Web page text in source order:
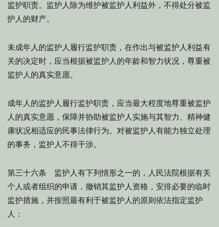
监护职责。监护人除为维护被监护人利益外，不得处分被监
护人的财产。
未成年人的监护人履行监护职责，在作出与被监护人利益有
关的决定时，应当根据被监护人的年龄和智力状况，尊重被
监护人的真实意愿。
成年人的监护人履行监护职责，应当最大程度地尊重被监护
人的真实意愿，保障并协助被监护人实施与其智力、精神健
康状况相适应的民事法律行为。对被监护人有能力独立处理
的事务，监护人不得干涉。
第三十六条 监护人有下列情形之一的，人民法院根据有关
个人或者组织的申请，撤销其监护人资格，安排必要的临时
监护措施，并按照最有利于被监护人的原则依法指定监护
人：